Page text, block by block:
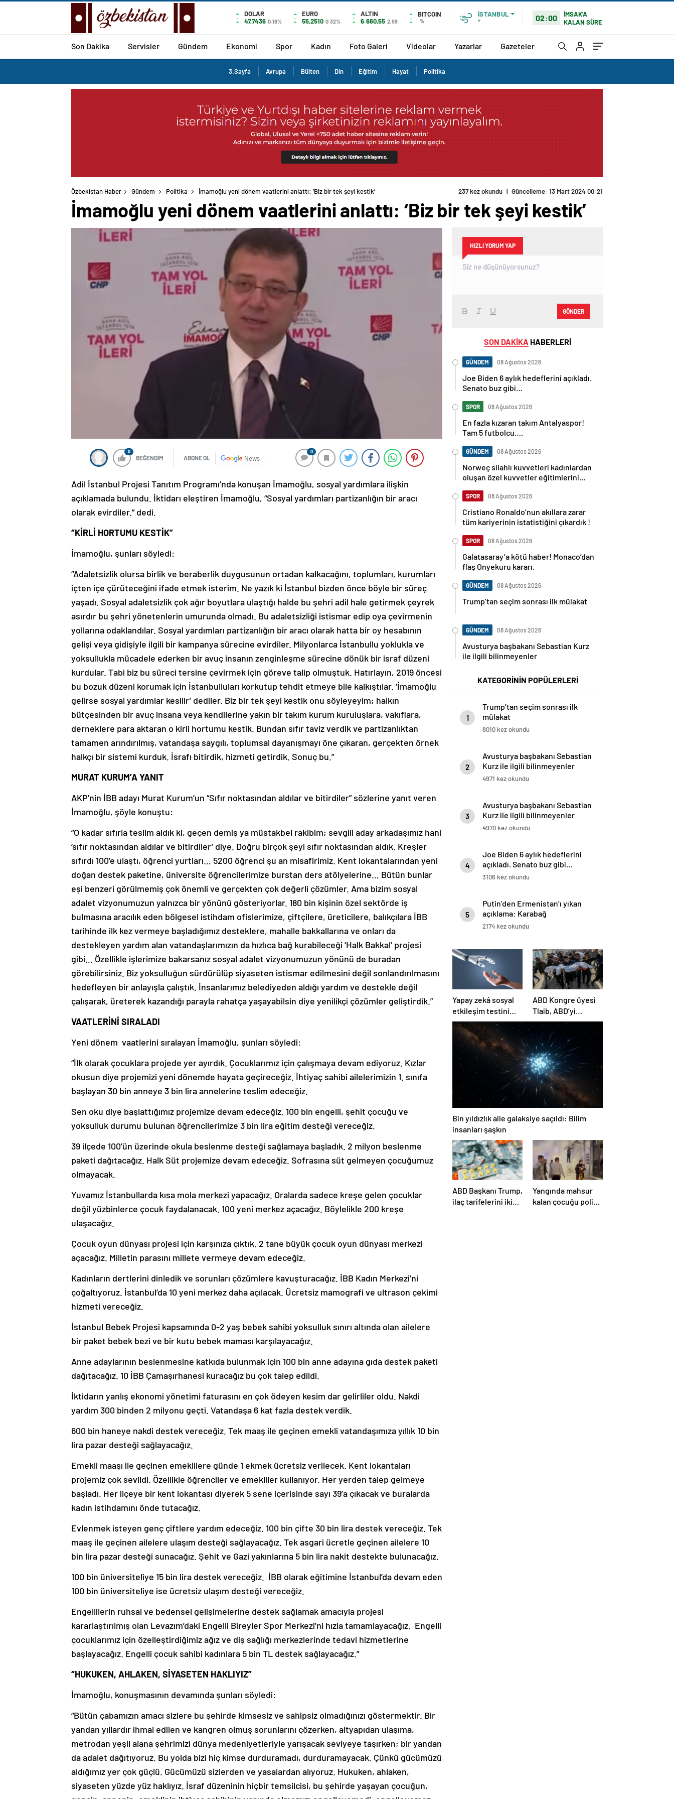
DOLAR
47,7436 0.18%
EURO
55,2510 0.32%
ALTIN
6.660,55 2,59
BITCOIN
%
İSTANBUL
°
02:00
İMSAK'A
KALAN SÜRE
Son Dakika Servisler Gündem Ekonomi Spor Kadın Foto Galeri Videolar Yazarlar Gazeteler
3.Sayfa Avrupa Bülten Din Eğitim Hayat Politika
Özbekistan Haber Gündem Politika İmamoğlu yeni dönem vaatlerini anlattı: ‘Biz bir tek şeyi kestik’
İmamoğlu yeni dönem vaatlerini anlattı: ‘Biz bir tek şeyi kestik’
0
BEĞENDİM ABONE OL News
0
Adil İstanbul Projesi Tanıtım Programı’nda konuşan İmamoğlu, sosyal yardımlara ilişkin
açıklamada bulundu. İktidarı eleştiren İmamoğlu, “Sosyal yardımları partizanlığın bir aracı
olarak evirdiler.” dedi.
“KİRLİ HORTUMU KESTİK”
İmamoğlu, şunları söyledi:
“Adaletsizlik olursa birlik ve beraberlik duygusunun ortadan kalkacağını, toplumları, kurumları
içten içe çürüteceğini ifade etmek isterim. Ne yazık ki İstanbul bizden önce böyle bir süreç
yaşadı. Sosyal adaletsizlik çok ağır boyutlara ulaştığı halde bu şehri adil hale getirmek çeyrek
asırdır bu şehri yönetenlerin umurunda olmadı. Bu adaletsizliği istismar edip oya çevirmenin
yollarına odaklandılar. Sosyal yardımları partizanlığın bir aracı olarak hatta bir oy hesabının
gelişi veya gidişiyle ilgili bir kampanya sürecine evirdiler. Milyonlarca İstanbullu yoklukla ve
yoksullukla mücadele ederken bir avuç insanın zenginleşme sürecine dönük bir israf düzeni
kurdular. Tabi biz bu süreci tersine çevirmek için göreve talip olmuştuk. Hatırlayın, 2019 öncesi
bu bozuk düzeni korumak için İstanbulluları korkutup tehdit etmeye bile kalkıştılar. ‘İmamoğlu
gelirse sosyal yardımlar kesilir’ dediler. Biz bir tek şeyi kestik onu söyleyeyim; halkın
bütçesinden bir avuç insana veya kendilerine yakın bir takım kurum kuruluşlara, vakıflara,
derneklere para aktaran o kirli hortumu kestik. Bundan sıfır taviz verdik ve partizanlıktan
tamamen arındırılmış, vatandaşa saygılı, toplumsal dayanışmayı öne çıkaran, gerçekten örnek
halkçı bir sistemi kurduk. İsrafı bitirdik, hizmeti getirdik. Sonuç bu.”
MURAT KURUM’A YANIT
AKP’nin İBB adayı Murat Kurum’un “Sıfır noktasından aldılar ve bitirdiler” sözlerine yanıt veren
İmamoğlu, şöyle konuştu:
“O kadar sıfırla teslim aldık ki, geçen demiş ya müstakbel rakibim; sevgili aday arkadaşımız hani
‘sıfır noktasından aldılar ve bitirdiler’ diye. Doğru birçok şeyi sıfır noktasından aldık. Kreşler
sıfırdı 100’e ulaştı, öğrenci yurtları… 5200 öğrenci şu an misafirimiz. Kent lokantalarından yeni
doğan destek paketine, üniversite öğrencilerimize burstan ders atölyelerine… Bütün bunlar
eşi benzeri görülmemiş çok önemli ve gerçekten çok değerli çözümler. Ama bizim sosyal
adalet vizyonumuzun yalnızca bir yönünü gösteriyorlar. 180 bin kişinin özel sektörde iş
bulmasına aracılık eden bölgesel istihdam ofislerimize, çiftçilere, üreticilere, balıkçılara İBB
tarihinde ilk kez vermeye başladığımız desteklere, mahalle bakkallarına ve onları da
destekleyen yardım alan vatandaşlarımızın da hızlıca bağ kurabileceği ‘Halk Bakkal’ projesi
gibi… Özellikle işlerimize bakarsanız sosyal adalet vizyonumuzun yönünü de buradan
görebilirsiniz. Biz yoksulluğun sürdürülüp siyaseten istismar edilmesini değil sonlandırılmasını
hedefleyen bir anlayışla çalıştık. İnsanlarımız belediyeden aldığı yardım ve destekle değil
çalışarak, üreterek kazandığı parayla rahatça yaşayabilsin diye yenilikçi çözümler geliştirdik.”
VAATLERİNİ SIRALADI
Yeni dönem vaatlerini sıralayan İmamoğlu, şunları söyledi:
“İlk olarak çocuklara projede yer ayırdık. Çocuklarımız için çalışmaya devam ediyoruz. Kızlar
okusun diye projemizi yeni dönemde hayata geçireceğiz. İhtiyaç sahibi ailelerimizin 1. sınıfa
başlayan 30 bin anneye 3 bin lira annelerine teslim edeceğiz.
Sen oku diye başlattığımız projemize devam edeceğiz. 100 bin engelli, şehit çocuğu ve
yoksulluk durumu bulunan öğrencilerimize 3 bin lira eğitim desteği vereceğiz.
39 ilçede 100’ün üzerinde okula beslenme desteği sağlamaya başladık. 2 milyon beslenme
paketi dağıtacağız. Halk Süt projemize devam edeceğiz. Sofrasına süt gelmeyen çocuğumuz
olmayacak.
Yuvamız İstanbullarda kısa mola merkezi yapacağız. Oralarda sadece kreşe gelen çocuklar
değil yüzbinlerce çocuk faydalanacak. 100 yeni merkez açacağız. Böylelikle 200 kreşe
ulaşacağız.
Çocuk oyun dünyası projesi için karşınıza çıktık. 2 tane büyük çocuk oyun dünyası merkezi
açacağız. Milletin parasını millete vermeye devam edeceğiz.
Kadınların dertlerini dinledik ve sorunları çözümlere kavuşturacağız. İBB Kadın Merkezi’ni
çoğaltıyoruz. İstanbul’da 10 yeni merkez daha açılacak. Ücretsiz mamografi ve ultrason çekimi
hizmeti vereceğiz.
İstanbul Bebek Projesi kapsamında 0-2 yaş bebek sahibi yoksulluk sınırı altında olan ailelere
bir paket bebek bezi ve bir kutu bebek maması karşılayacağız.
Anne adaylarının beslenmesine katkıda bulunmak için 100 bin anne adayına gıda destek paketi
dağıtacağız. 10 İBB Çamaşırhanesi kuracağız bu çok talep edildi.
İktidarın yanlış ekonomi yönetimi faturasını en çok ödeyen kesim dar gelirliler oldu. Nakdi
yardım 300 binden 2 milyonu geçti. Vatandaşa 6 kat fazla destek verdik.
600 bin haneye nakdi destek vereceğiz. Tek maaş ile geçinen emekli vatandaşımıza yıllık 10 bin
lira pazar desteği sağlayacağız.
Emekli maaşı ile geçinen emeklilere günde 1 ekmek ücretsiz verilecek. Kent lokantaları
projemiz çok sevildi. Özellikle öğrenciler ve emekliler kullanıyor. Her yerden talep gelmeye
başladı. Her ilçeye bir kent lokantası diyerek 5 sene içerisinde sayı 39’a çıkacak ve buralarda
kadın istihdamını önde tutacağız.
Evlenmek isteyen genç çiftlere yardım edeceğiz. 100 bin çifte 30 bin lira destek vereceğiz. Tek
maaş ile geçinen ailelere ulaşım desteği sağlayacağız. Tek asgari ücretle geçinen ailelere 10
bin lira pazar desteği sunacağız. Şehit ve Gazi yakınlarına 5 bin lira nakit destekte bulunacağız.
100 bin üniversiteliye 15 bin lira destek vereceğiz. İBB olarak eğitimine İstanbul’da devam eden
100 bin üniversiteliye ise ücretsiz ulaşım desteği vereceğiz.
Engellilerin ruhsal ve bedensel gelişimelerine destek sağlamak amacıyla projesi
kararlaştırılmış olan Levazım’daki Engelli Bireyler Spor Merkezi’ni hızla tamamlayacağız. Engelli
çocuklarımız için özelleştirdiğimiz ağız ve diş sağlığı merkezlerinde tedavi hizmetlerine
başlayacağız. Engelli çocuk sahibi kadınlara 5 bin TL destek sağlayacağız.”
“HUKUKEN, AHLAKEN, SİYASETEN HAKLIYIZ”
İmamoğlu, konuşmasının devamında şunları söyledi:
“Bütün çabamızın amacı sizlere bu şehirde kimsesiz ve sahipsiz olmadığınızı göstermektir. Bir
yandan yıllardır ihmal edilen ve kangren olmuş sorunlarını çözerken, altyapıdan ulaşıma,
metrodan yeşil alana şehrimizi dünya medeniyetleriyle yarışacak seviyeye taşırken; bir yandan
da adalet dağıtıyoruz. Bu yolda bizi hiç kimse durduramadı, durduramayacak. Çünkü gücümüzü
aldığımız yer çok güçlü. Gücümüzü sizlerden ve yasalardan alıyoruz. Hukuken, ahlaken,
siyaseten yüzde yüz haklıyız. İsraf düzeninin hiçbir temsilcisi, bu şehirde yaşayan çocuğun,
HIZLI YORUM YAP
GÖNDER
SON DAKİKA HABERLERİ
GÜNDEM 08 Ağustos 2026
Joe Biden 6 aylık hedeflerini açıkladı.
Senato buz gibi…
SPOR 08 Ağustos 2026
En fazla kızaran takım Antalyaspor!
Tam 5 futbolcu….
GÜNDEM 08 Ağustos 2026
Norweç silahlı kuvvetleri kadınlardan
oluşan özel kuvvetler eğitimlerini
SPOR 08 Ağustos 2026
Cristiano Ronaldo’nun akıllara zarar
tüm kariyerinin istatistiğini çıkardık !
SPOR 08 Ağustos 2026
Galatasaray’a kötü haber! Monaco’dan
flaş Onyekuru kararı.
GÜNDEM 08 Ağustos 2026
Trump’tan seçim sonrası ilk mülakat
GÜNDEM 08 Ağustos 2026
Avusturya başbakanı Sebastian Kurz
ile ilgili bilinmeyenler
KATEGORİNİN POPÜLERLERİ
1
Trump’tan seçim sonrası ilk
mülakat
8010 kez okundu
2
Avusturya başbakanı Sebastian
Kurz ile ilgili bilinmeyenler
4971 kez okundu
3
Avusturya başbakanı Sebastian
Kurz ile ilgili bilinmeyenler
4970 kez okundu
4
Joe Biden 6 aylık hedeflerini
açıkladı. Senato buz gibi…
3106 kez okundu
5
Putin’den Ermenistan’ı yıkan
açıklama: Karabağ
Azerbaycan’ın ayrılmaz bir
2174 kez okundu
Yapay zekâ sosyal
etkileşim testini
geçemedi
ABD Kongre üyesi
Tlaib, ABD’yi
Filistin’deki
“soykırımda suç
ortağı” olmakla
itham etti
Bin yıldızlık aile galaksiye saçıldı: Bilim
insanları şaşkın
ABD Başkanı Trump,
ilaç tarifelerini iki
Yangında mahsur
kalan çocuğu polis